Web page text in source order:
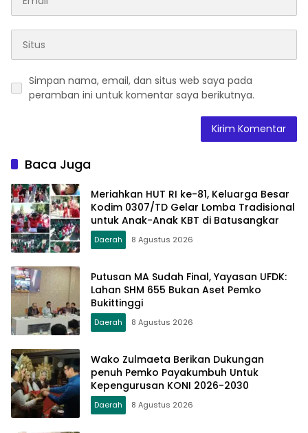
Simpan nama, email, dan situs web saya pada
peramban ini untuk komentar saya berikutnya.
Baca Juga
Meriahkan HUT RI ke-81, Keluarga Besar
Kodim 0307/TD Gelar Lomba Tradisional
untuk Anak-Anak KBT di Batusangkar
Daerah 8 Agustus 2026
Putusan MA Sudah Final, Yayasan UFDK:
Lahan SHM 655 Bukan Aset Pemko
Bukittinggi
Daerah 8 Agustus 2026
Wako Zulmaeta Berikan Dukungan
penuh Pemko Payakumbuh Untuk
Kepengurusan KONI 2026-2030
Daerah 8 Agustus 2026